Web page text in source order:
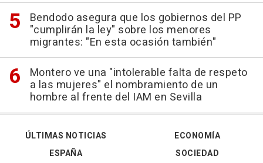
Bendodo asegura que los gobiernos del PP
"cumplirán la ley" sobre los menores
migrantes: "En esta ocasión también"
Montero ve una "intolerable falta de respeto
a las mujeres" el nombramiento de un
hombre al frente del IAM en Sevilla
ÚLTIMAS NOTICIAS
ESPAÑA
ECONOMÍA
SOCIEDAD